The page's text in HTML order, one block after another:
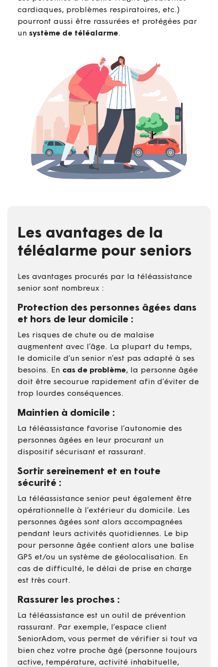
cardiaques, problèmes respiratoires, etc.)
pourront aussi être rassurées et protégées par
un système de téléalarme.
Les avantages de la
téléalarme pour seniors
Les avantages procurés par la téléassistance
senior sont nombreux :
Protection des personnes âgées dans
et hors de leur domicile :
Les risques de chute ou de malaise
augmentent avec l’âge. La plupart du temps,
le domicile d’un senior n’est pas adapté à ses
besoins. En cas de problème, la personne âgée
doit être secourue rapidement afin d’éviter de
trop lourdes conséquences.
Maintien à domicile :
La téléassistance favorise l’autonomie des
personnes âgées en leur procurant un
dispositif sécurisant et rassurant.
Sortir sereinement et en toute
sécurité :
La téléassistance senior peut également être
opérationnelle à l’extérieur du domicile. Les
personnes âgées sont alors accompagnées
pendant leurs activités quotidiennes. Le bip
pour personne âgée contient alors une balise
GPS et/ou un système de géolocalisation. En
cas de difficulté, le délai de prise en charge
est très court.
Rassurer les proches :
La téléassistance est un outil de prévention
rassurant. Par exemple, l’espace client
SeniorAdom, vous permet de vérifier si tout va
bien chez votre proche âgé (personne toujours
active, température, activité inhabituelle,